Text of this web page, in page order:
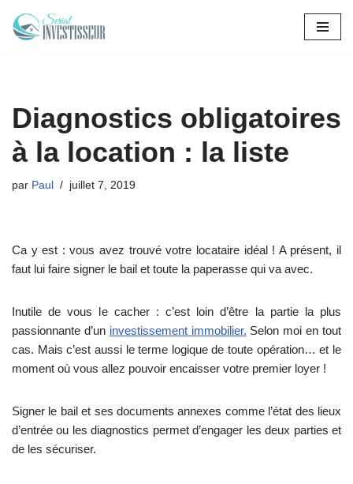
Aller
Diagnostics obligatoires
à la location : la liste
par Paul juillet 7, 2019
Ca y est : vous avez trouvé votre locataire idéal ! A présent, il
faut lui faire signer le bail et toute la paperasse qui va avec.
Inutile de vous le cacher : c’est loin d’être la partie la plus
passionnante d’un investissement immobilier. Selon moi en tout
cas. Mais c’est aussi le terme logique de toute opération… et le
moment où vous allez pouvoir encaisser votre premier loyer !
Signer le bail et ses documents annexes comme l’état des lieux
d’entrée ou les diagnostics permet d’engager les deux parties et
de les sécuriser.